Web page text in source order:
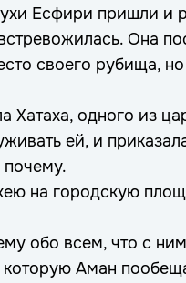
Есфири пришли и
Она
своего рубища,
Хатаха, одного из
ей, и
на городскую
обо всем, что с
Аман